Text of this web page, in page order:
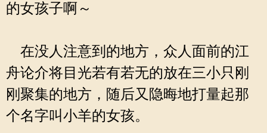
的女孩子啊～
在没人注意到的地方，众人面前的江
舟论介将目光若有若无的放在三小只刚
刚聚集的地方，随后又隐晦地打量起那
个名字叫小羊的女孩。